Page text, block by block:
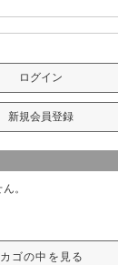
。
カゴの中を見る